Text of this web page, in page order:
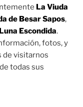
La Viuda
de Besar Sapos,
Luna Escondida.
fotos, y
de visitarnos
todas sus